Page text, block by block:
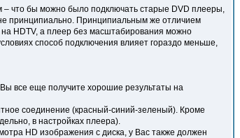
что бы можно было подключать старые DVD плееры,
принципиально. Принципиальным же отличием
HDTV, а плеер без масштабирования можно
способ подключения влияет гораздо меньше,
все еще получите хорошие результаты на
соединение (красный-синий-зеленый). Кроме
в настройках плеера).
HD изображения с диска, у Вас также должен